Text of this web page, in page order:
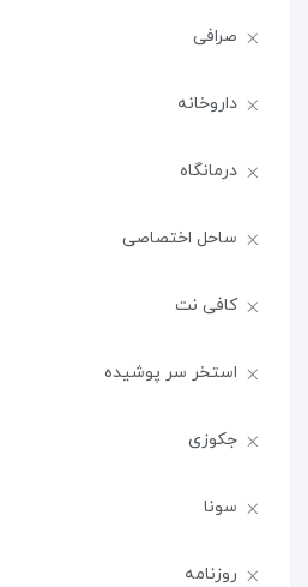
صرافی
داروخانه
درمانگاه
ساحل اختصاصی
کافی نت
استخر سر پوشیده
جکوزی
سونا
روزنامه